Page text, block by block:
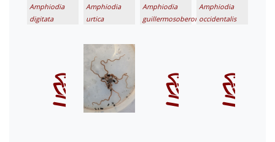
Amphiodia
digitata
Amphiodia
urtica
Amphiodia
guillermosoberoni
Amphiodia
occidentalis